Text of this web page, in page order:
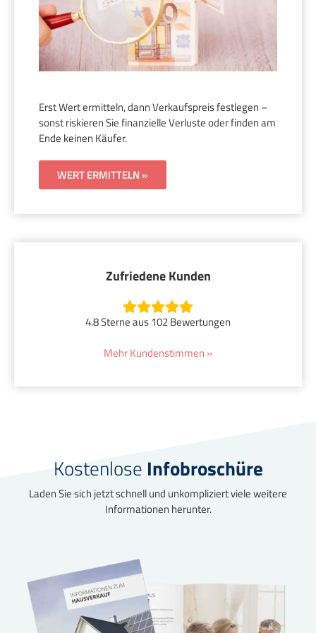
Erst Wert ermitteln, dann Verkaufspreis festlegen –
sonst riskieren Sie finanzielle Verluste oder finden am
Ende keinen Käufer.
WERT ERMITTELN »
Zufriedene Kunden
4.8 Sterne aus 102 Bewertungen
Mehr Kundenstimmen »
Kostenlose Infobroschüre
Laden Sie sich jetzt schnell und unkompliziert viele weitere
Informationen herunter.